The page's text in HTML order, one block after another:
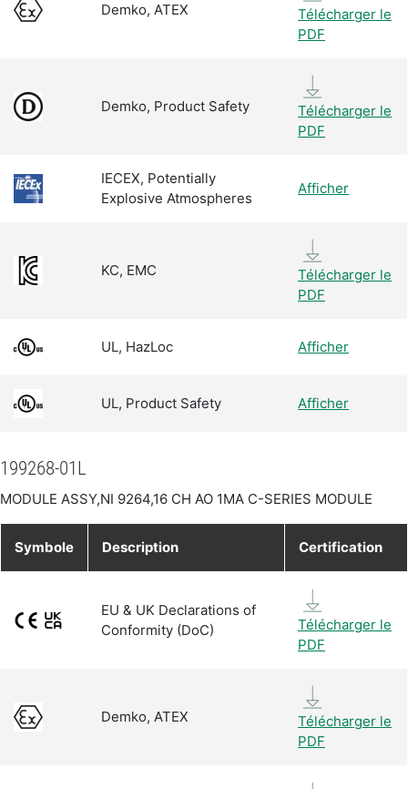
Demko, ATEX
Télécharger le
PDF
Demko, Product Safety
Télécharger le
PDF
IECEX, Potentially
Explosive Atmospheres
Afficher
KC, EMC
Télécharger le
PDF
UL, HazLoc Afficher
UL, Product Safety Afficher
199268-01L
MODULE ASSY,NI 9264,16 CH AO 1MA C-SERIES MODULE
Symbole Description Certification
EU & UK Declarations of
Conformity (DoC)
Télécharger le
PDF
Demko, ATEX
Télécharger le
PDF